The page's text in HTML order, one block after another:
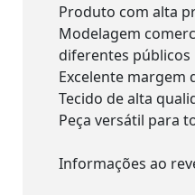
Produto com alta
Modelagem
diferentes públicos
Excelente margem
Tecido de alta
Peça versátil para
Informações ao